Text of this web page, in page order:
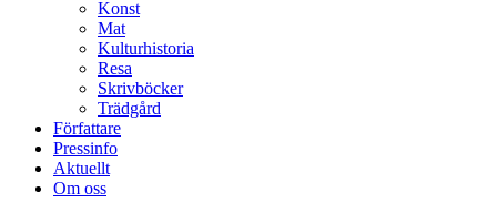
Konst
Mat
Kulturhistoria
Resa
Skrivböcker
Trädgård
Författare
Pressinfo
Aktuellt
Om oss